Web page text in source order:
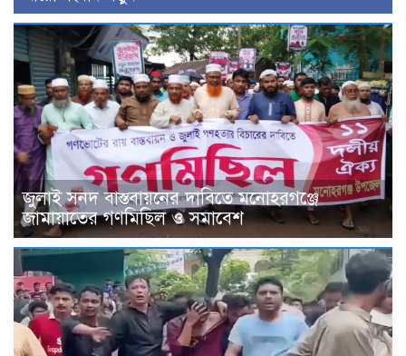
জুলাই সনদ বাস্তবায়নের দাবিতে মনোহরগঞ্জে
জামায়াতের গণমিছিল ও সমাবেশ